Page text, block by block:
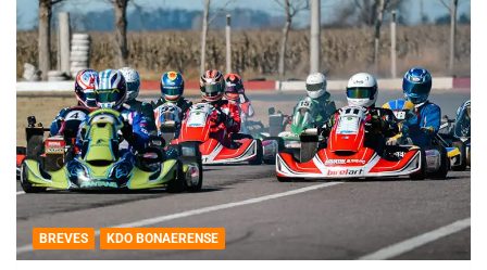
BREVES KDO BONAERENSE